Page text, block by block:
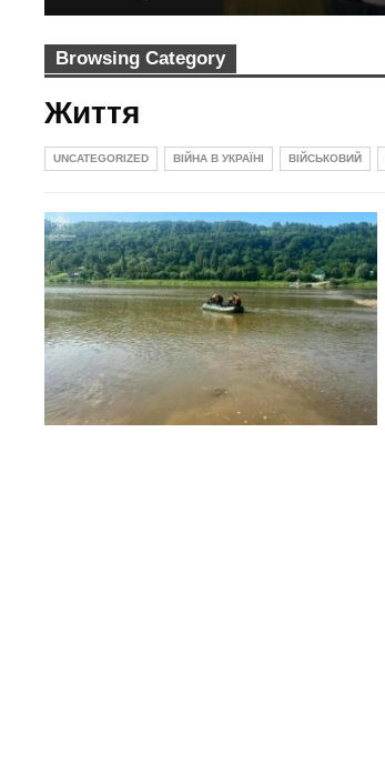
Browsing Category
Життя
UNCATEGORIZED ВІЙНА В УКРАЇНІ ВІЙСЬКОВИЙ